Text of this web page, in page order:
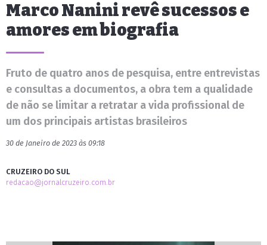
Marco Nanini revê sucessos e
amores em biografia
Fruto de quatro anos de pesquisa, entre entrevistas
e consultas a documentos, a obra tem a qualidade
de não se limitar a retratar a vida profissional de
um dos principais artistas brasileiros
30 de Janeiro de 2023 às 09:18
CRUZEIRO DO SUL
redacao@jornalcruzeiro.com.br